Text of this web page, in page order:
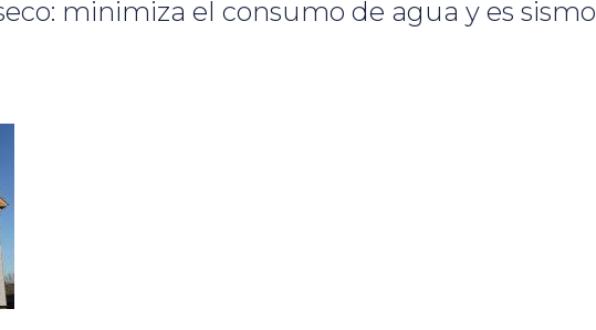
minimiza el consumo de agua y es sismo